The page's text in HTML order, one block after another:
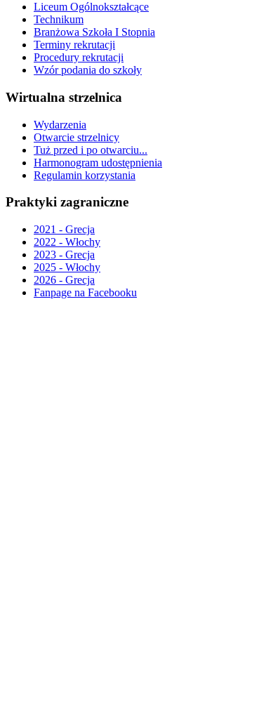
Liceum Ogólnokształcące
Technikum
Branżowa Szkoła I Stopnia
Terminy rekrutacji
Procedury rekrutacji
Wzór podania do szkoły
Wirtualna strzelnica
Wydarzenia
Otwarcie strzelnicy
Tuż przed i po otwarciu...
Harmonogram udostępnienia
Regulamin korzystania
Praktyki zagraniczne
2021 - Grecja
2022 - Włochy
2023 - Grecja
2025 - Włochy
2026 - Grecja
Fanpage na Facebooku